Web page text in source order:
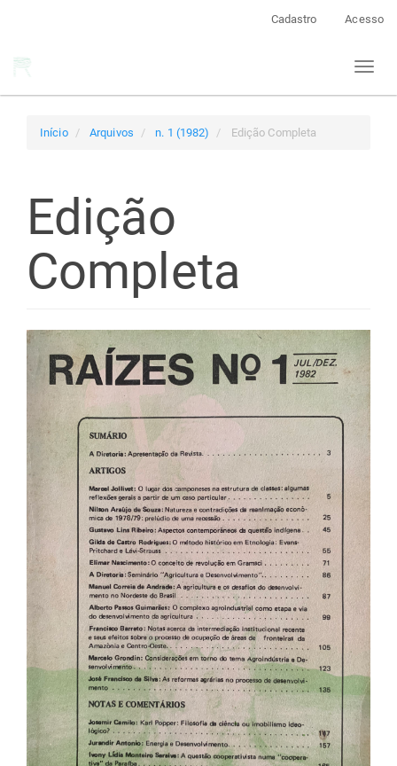
Cadastro Acesso
Toggle
Início Arquivos n. 1 (1982) Edição Completa
Edição
Completa
Barra
lateral
de
artigos